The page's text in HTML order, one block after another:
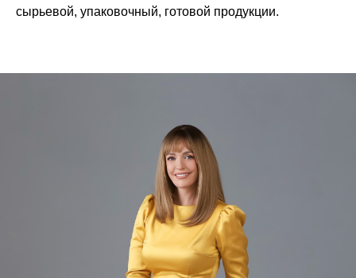
сырьевой, упаковочный, готовой продукции.